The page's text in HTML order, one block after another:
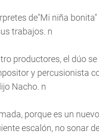
de"Mi niña
trabajos. n
productores, el dúo
y percusionista
Nacho. n
porque es un
escalón, no sonar